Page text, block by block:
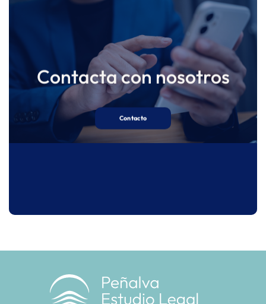
Contacta con nosotros
Contacto